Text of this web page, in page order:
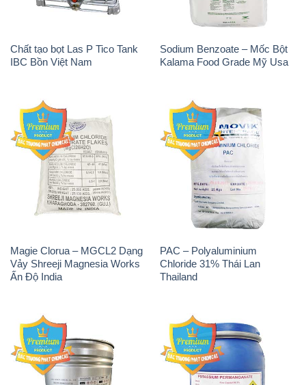
Chất tạo bọt Las P Tico Tank
IBC Bồn Việt Nam
Sodium Benzoate – Mốc Bột
Kalama Food Grade Mỹ Usa
Magie Clorua – MGCL2 Dạng
Vảy Shreeji Magnesia Works
Ấn Độ India
PAC – Polyaluminium
Chloride 31% Thái Lan
Thailand